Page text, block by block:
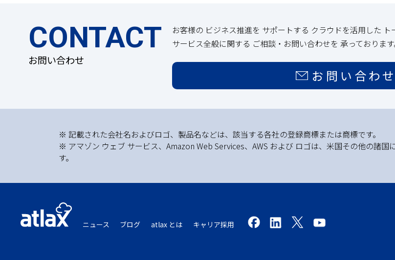
CONTACT
お問い合わせ
お客様の ビジネス推進を サポートする クラウドを活用した
サービス全般に関する ご相談・お問い合わせを 承っております
お問い合わせ
※ 記載された会社名およびロゴ、製品名などは、該当する各社の登録商標または商標です。
※ アマゾン ウェブ サービス、Amazon Web Services、AWS および ロゴは、米国その他の諸
す。
ニュース ブログ atlax とは キャリア採用